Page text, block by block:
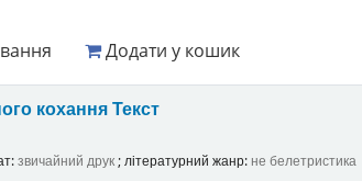
Додати у кошик
коханняТекст
звичайний друк; літературний жанр: не белетристика